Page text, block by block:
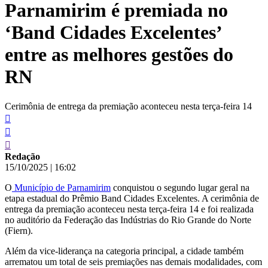
conteúdo
Parnamirim é premiada no
‘Band Cidades Excelentes’
entre as melhores gestões do
RN
Cerimônia de entrega da premiação aconteceu nesta terça-feira 14
Redação
15/10/2025 | 16:02
O Município de Parnamirim conquistou o segundo lugar geral na
etapa estadual do Prêmio Band Cidades Excelentes. A cerimônia de
entrega da premiação aconteceu nesta terça-feira 14 e foi realizada
no auditório da Federação das Indústrias do Rio Grande do Norte
(Fiern).
Além da vice-liderança na categoria principal, a cidade também
arrematou um total de seis premiações nas demais modalidades, com